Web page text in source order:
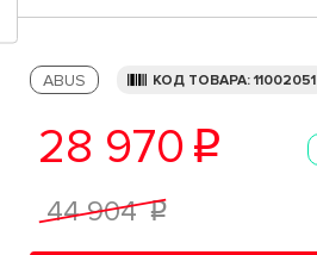
ABUS КОД ТОВАРА: 11002051
28 970 p
44 904 p